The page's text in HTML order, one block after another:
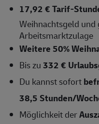
17,92 € Tarif-
Weihnachtsgeld und
Arbeitsmarktzulage
Weitere 50%
Bis zu332 €
Du kannst sofort
38,5 Stunden/
Möglichkeit der